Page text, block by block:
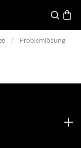
Suche
/ Problemlösung